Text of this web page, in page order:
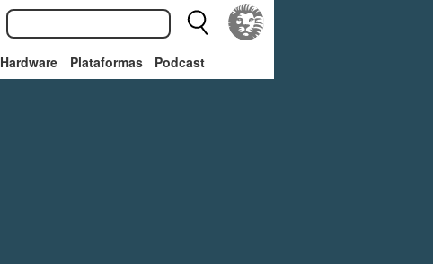
Hardware Plataformas Podcast